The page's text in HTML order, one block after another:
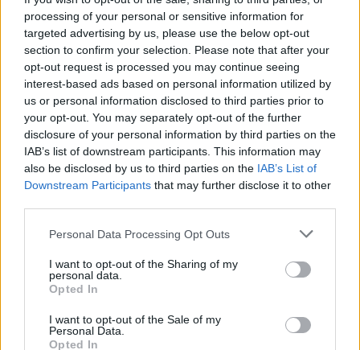
processing of your personal or sensitive information for
targeted advertising by us, please use the below opt-out
section to confirm your selection. Please note that after your
opt-out request is processed you may continue seeing
interest-based ads based on personal information utilized by
us or personal information disclosed to third parties prior to
your opt-out. You may separately opt-out of the further
disclosure of your personal information by third parties on the
IAB’s list of downstream participants. This information may
also be disclosed by us to third parties on the IAB’s List of
Downstream Participants that may further disclose it to other
Please note that this website/app uses one or more Google
not limited to your visit or usage behaviour. You may click to
grant or deny consent to Google and its third-party tags to
use your data for below specified purposes in below Google
consent section.
Personal Data Processing Opt Outs
I want to opt-out of the Sharing of my
personal data.
Opted In
I want to opt-out of the Sale of my
Personal Data.
Opted In
Ευρωεκλογές 2024: Οι διάσημοι που μπαίνουν
στην Ευρωβουλή
Αρκετοί ήταν οι εκπρόσωποι της τηλεόρασης και της σόουμπιζ
μπουν στην Ευρωβουλή
10.06.2024 08:56
Flash.gr